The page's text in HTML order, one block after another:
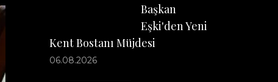
Başkan
Eşki'den Yeni
Kent Bostanı Müjdesi
06.08.2026